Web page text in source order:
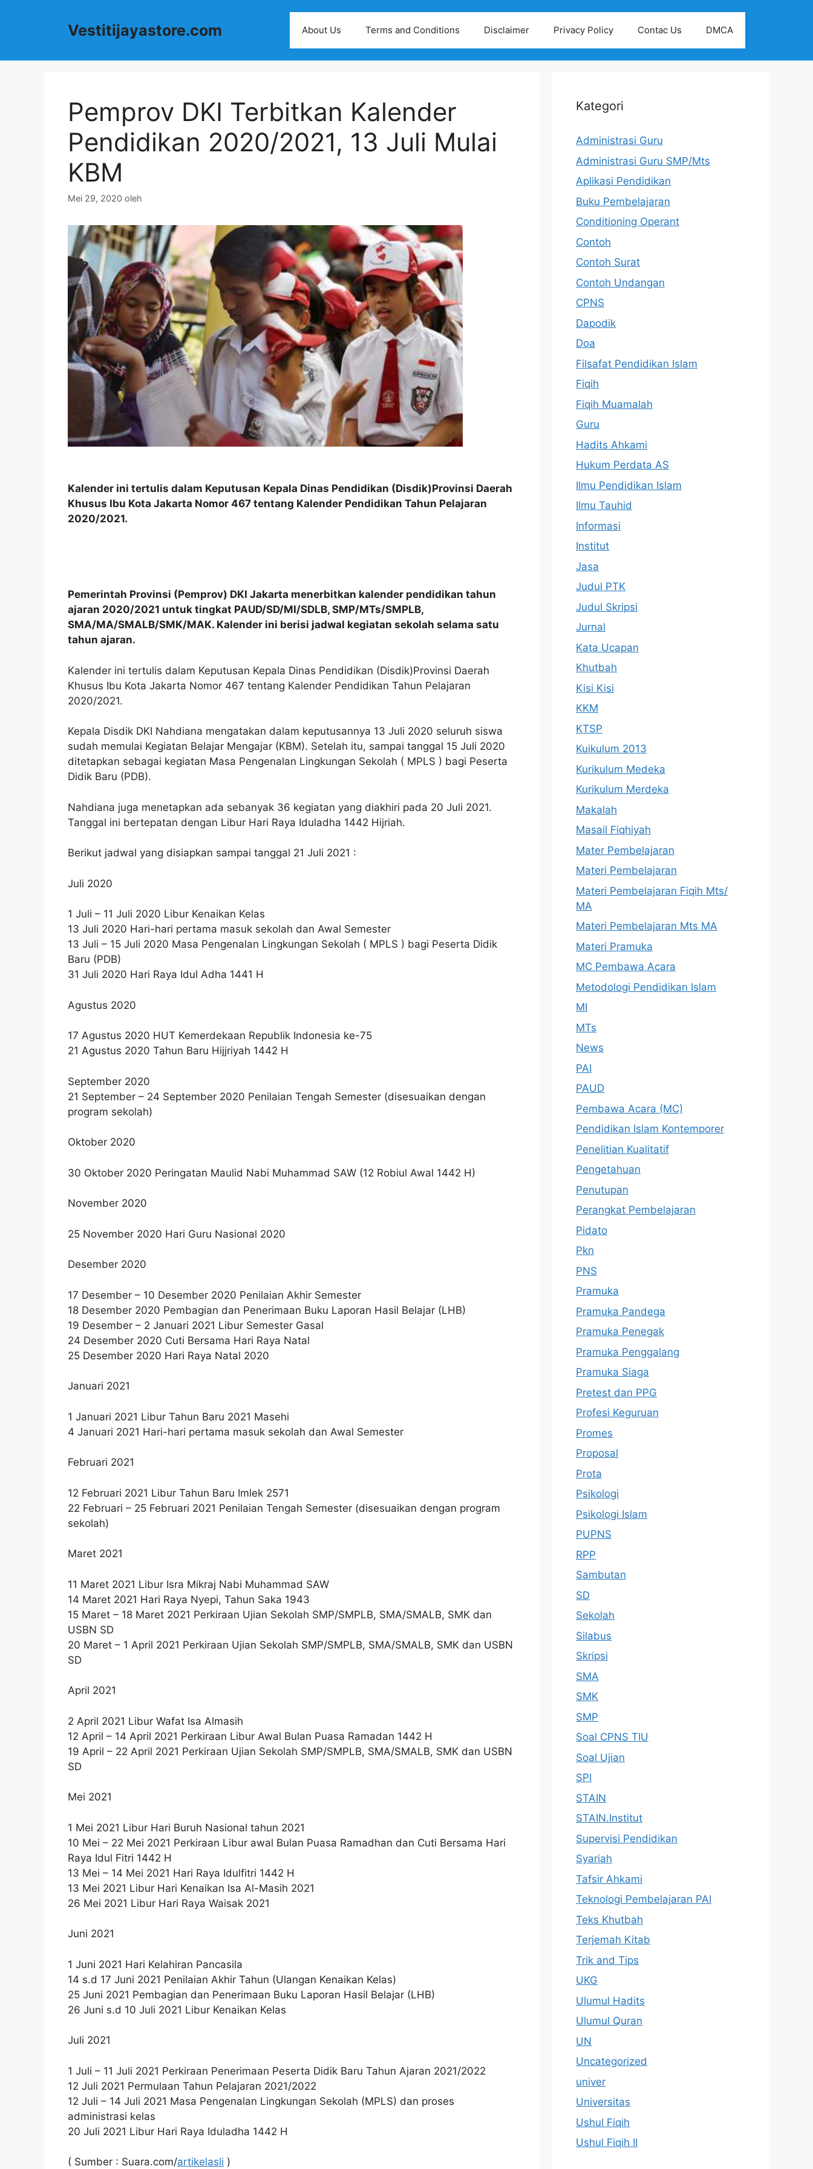
Vestitijayastore.com About Us Terms and Conditions Disclaimer Privacy Policy Contac Us DMCA
Pemprov DKI Terbitkan Kalender
Pendidikan 2020/2021, 13 Juli Mulai
KBM
Mei 29, 2020 oleh
Kalender ini tertulis dalam Keputusan Kepala Dinas Pendidikan (Disdik)Provinsi Daerah
Khusus Ibu Kota Jakarta Nomor 467 tentang Kalender Pendidikan Tahun Pelajaran
2020/2021.
Pemerintah Provinsi (Pemprov) DKI Jakarta menerbitkan kalender pendidikan tahun
ajaran 2020/2021 untuk tingkat PAUD/SD/MI/SDLB, SMP/MTs/SMPLB,
SMA/MA/SMALB/SMK/MAK. Kalender ini berisi jadwal kegiatan sekolah selama satu
tahun ajaran.
Kalender ini tertulis dalam Keputusan Kepala Dinas Pendidikan (Disdik)Provinsi Daerah
Khusus Ibu Kota Jakarta Nomor 467 tentang Kalender Pendidikan Tahun Pelajaran
2020/2021.
Kepala Disdik DKI Nahdiana mengatakan dalam keputusannya 13 Juli 2020 seluruh siswa
sudah memulai Kegiatan Belajar Mengajar (KBM). Setelah itu, sampai tanggal 15 Juli 2020
ditetapkan sebagai kegiatan Masa Pengenalan Lingkungan Sekolah ( MPLS ) bagi Peserta
Didik Baru (PDB).
Nahdiana juga menetapkan ada sebanyak 36 kegiatan yang diakhiri pada 20 Juli 2021.
Tanggal ini bertepatan dengan Libur Hari Raya Iduladha 1442 Hijriah.
Berikut jadwal yang disiapkan sampai tanggal 21 Juli 2021 :
Juli 2020
1 Juli – 11 Juli 2020 Libur Kenaikan Kelas
13 Juli 2020 Hari-hari pertama masuk sekolah dan Awal Semester
13 Juli – 15 Juli 2020 Masa Pengenalan Lingkungan Sekolah ( MPLS ) bagi Peserta Didik
Baru (PDB)
31 Juli 2020 Hari Raya Idul Adha 1441 H
Agustus 2020
17 Agustus 2020 HUT Kemerdekaan Republik Indonesia ke-75
21 Agustus 2020 Tahun Baru Hijjriyah 1442 H
September 2020
21 September – 24 September 2020 Penilaian Tengah Semester (disesuaikan dengan
program sekolah)
Oktober 2020
30 Oktober 2020 Peringatan Maulid Nabi Muhammad SAW (12 Robiul Awal 1442 H)
November 2020
25 November 2020 Hari Guru Nasional 2020
Desember 2020
17 Desember – 10 Desember 2020 Penilaian Akhir Semester
18 Desember 2020 Pembagian dan Penerimaan Buku Laporan Hasil Belajar (LHB)
19 Desember – 2 Januari 2021 Libur Semester Gasal
24 Desember 2020 Cuti Bersama Hari Raya Natal
25 Desember 2020 Hari Raya Natal 2020
Januari 2021
1 Januari 2021 Libur Tahun Baru 2021 Masehi
4 Januari 2021 Hari-hari pertama masuk sekolah dan Awal Semester
Februari 2021
12 Februari 2021 Libur Tahun Baru Imlek 2571
22 Februari – 25 Februari 2021 Penilaian Tengah Semester (disesuaikan dengan program
sekolah)
Maret 2021
11 Maret 2021 Libur Isra Mikraj Nabi Muhammad SAW
14 Maret 2021 Hari Raya Nyepi, Tahun Saka 1943
15 Maret – 18 Maret 2021 Perkiraan Ujian Sekolah SMP/SMPLB, SMA/SMALB, SMK dan
USBN SD
20 Maret – 1 April 2021 Perkiraan Ujian Sekolah SMP/SMPLB, SMA/SMALB, SMK dan USBN
SD
April 2021
2 April 2021 Libur Wafat Isa Almasih
12 April – 14 April 2021 Perkiraan Libur Awal Bulan Puasa Ramadan 1442 H
19 April – 22 April 2021 Perkiraan Ujian Sekolah SMP/SMPLB, SMA/SMALB, SMK dan USBN
SD
Mei 2021
1 Mei 2021 Libur Hari Buruh Nasional tahun 2021
10 Mei – 22 Mei 2021 Perkiraan Libur awal Bulan Puasa Ramadhan dan Cuti Bersama Hari
Raya Idul Fitri 1442 H
13 Mei – 14 Mei 2021 Hari Raya Idulfitri 1442 H
13 Mei 2021 Libur Hari Kenaikan Isa Al-Masih 2021
26 Mei 2021 Libur Hari Raya Waisak 2021
Juni 2021
1 Juni 2021 Hari Kelahiran Pancasila
14 s.d 17 Juni 2021 Penilaian Akhir Tahun (Ulangan Kenaikan Kelas)
25 Juni 2021 Pembagian dan Penerimaan Buku Laporan Hasil Belajar (LHB)
26 Juni s.d 10 Juli 2021 Libur Kenaikan Kelas
Juli 2021
1 Juli – 11 Juli 2021 Perkiraan Penerimaan Peserta Didik Baru Tahun Ajaran 2021/2022
12 Juli 2021 Permulaan Tahun Pelajaran 2021/2022
12 Juli – 14 Juli 2021 Masa Pengenalan Lingkungan Sekolah (MPLS) dan proses
administrasi kelas
20 Juli 2021 Libur Hari Raya Iduladha 1442 H
( Sumber : Suara.com/artikelasli )
Kategori
Administrasi Guru
Administrasi Guru SMP/Mts
Aplikasi Pendidikan
Buku Pembelajaran
Conditioning Operant
Contoh
Contoh Surat
Contoh Undangan
CPNS
Dapodik
Doa
Filsafat Pendidikan Islam
Fiqih
Fiqih Muamalah
Guru
Hadits Ahkami
Hukum Perdata AS
Ilmu Pendidikan Islam
Ilmu Tauhid
Informasi
Institut
Jasa
Judul PTK
Judul Skripsi
Jurnal
Kata Ucapan
Khutbah
Kisi Kisi
KKM
KTSP
Kuikulum 2013
Kurikulum Medeka
Kurikulum Merdeka
Makalah
Masail Fiqhiyah
Mater Pembelajaran
Materi Pembelajaran
Materi Pembelajaran Fiqih Mts/
MA
Materi Pembelajaran Mts MA
Materi Pramuka
MC Pembawa Acara
Metodologi Pendidikan Islam
MI
MTs
News
PAI
PAUD
Pembawa Acara (MC)
Pendidikan Islam Kontemporer
Penelitian Kualitatif
Pengetahuan
Penutupan
Perangkat Pembelajaran
Pidato
Pkn
PNS
Pramuka
Pramuka Pandega
Pramuka Penegak
Pramuka Penggalang
Pramuka Siaga
Pretest dan PPG
Profesi Keguruan
Promes
Proposal
Prota
Psikologi
Psikologi Islam
PUPNS
RPP
Sambutan
SD
Sekolah
Silabus
Skripsi
SMA
SMK
SMP
Soal CPNS TIU
Soal Ujian
SPI
STAIN
STAIN.Institut
Supervisi Pendidikan
Syariah
Tafsir Ahkami
Teknologi Pembelajaran PAI
Teks Khutbah
Terjemah Kitab
Trik and Tips
UKG
Ulumul Hadits
Ulumul Quran
UN
Uncategorized
univer
Universitas
Ushul Fiqih
Ushul Fiqih II